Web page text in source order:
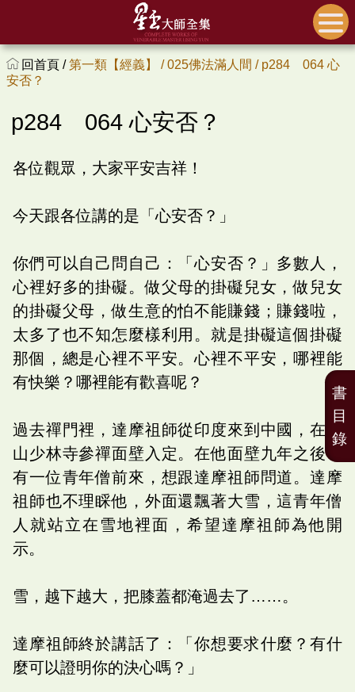
回首頁 /第一類【經義】 /025佛法滿人間 / p284 064 心
安否？
p284 064 心安否？
各位觀眾，大家平安吉祥！
今天跟各位講的是「心安否？」
你們可以自己問自己：「心安否？」多數人，
心裡好多的掛礙。做父母的掛礙兒女，做兒女
的掛礙父母，做生意的怕不能賺錢；賺錢啦，
太多了也不知怎麼樣利用。就是掛礙這個掛礙
那個，總是心裡不平安。心裡不平安，哪裡能
有快樂？哪裡能有歡喜呢？
過去禪門裡，達摩祖師從印度來到中國，在嵩
山少林寺參禪面壁入定。在他面壁九年之後，
有一位青年僧前來，想跟達摩祖師問道。達摩
祖師也不理睬他，外面還飄著大雪，這青年僧
人就站立在雪地裡面，希望達摩祖師為他開
示。
雪，越下越大，把膝蓋都淹過去了……。
達摩祖師終於講話了：「你想要求什麼？有什
麼可以證明你的決心嗎？」
書
目
錄